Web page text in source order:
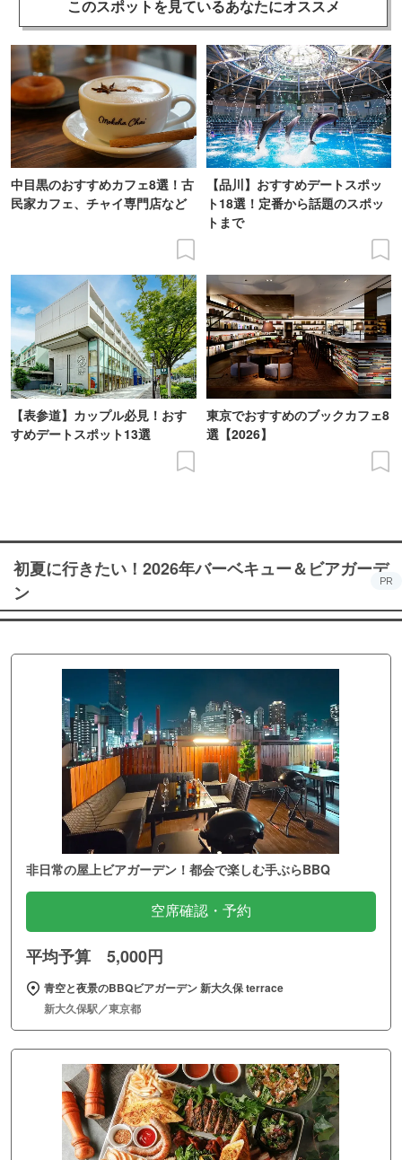
このスポットを見ているあなたにオススメ
中目黒のおすすめカフェ8選！古
民家カフェ、チャイ専門店など
【品川】おすすめデートスポッ
ト18選！定番から話題のスポッ
トまで
【表参道】カップル必見！おす
すめデートスポット13選
東京でおすすめのブックカフェ8
選【2026】
初夏に行きたい！2026年バーベキュー＆ビアガーデ
ン
PR
非日常の屋上ビアガーデン！都会で楽しむ手ぶらBBQ
空席確認・予約
平均予算 5,000円
青空と夜景のBBQビアガーデン 新大久保 terrace
新大久保駅／東京都